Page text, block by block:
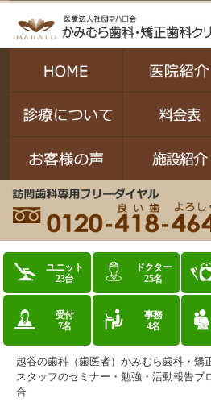
ユニット
23台
ドクター
25名
受付
7名
事務
4名
越谷の歯科（歯医者）かみむら歯科・矯
スタッフのセミナー・勉強・活動報告ブ
合